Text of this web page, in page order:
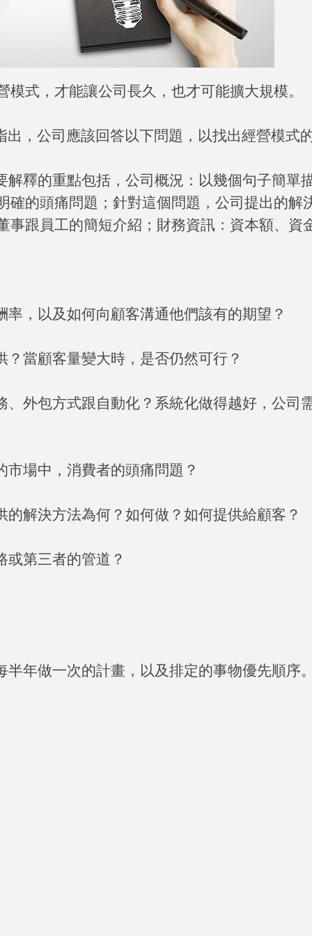
式，才能讓公司長久，也才可能擴大規模。
出，公司應該回答以下問題，以找出經營模式
釋的重點包括，公司概況：以幾個句子簡單
確的頭痛問題；針對這個問題，公司提出的解
事跟員工的簡短介紹；財務資訊：資本額、資
，以及如何向顧客溝通他們該有的期望？
當顧客量變大時，是否仍然可行？
外包方式跟自動化？系統化做得越好，公司
場中，消費者的頭痛問題？
解決方法為何？如何做？如何提供給顧客？
或第三者的管道？
年做一次的計畫，以及排定的事物優先順序